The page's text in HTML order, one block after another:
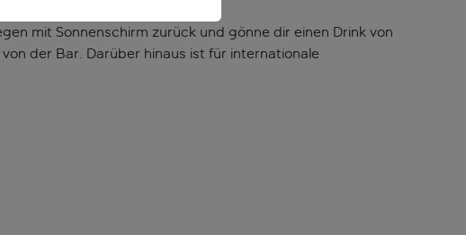
mit Sonnenschirm zurück und gönne dir einen Drink von
der Bar. Darüber hinaus ist für internationale